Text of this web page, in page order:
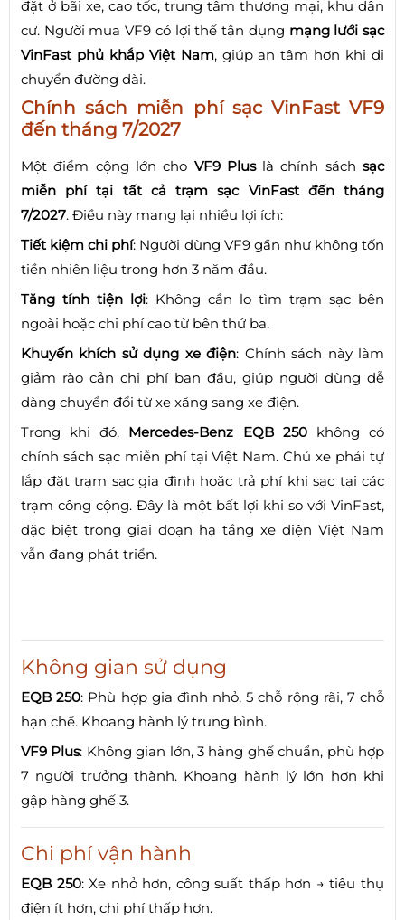
đặt ở bãi xe, cao tốc, trung tâm thương mại, khu dân
cư. Người mua VF9 có lợi thế tận dụng mạng lưới sạc
VinFast phủ khắp Việt Nam, giúp an tâm hơn khi di
chuyển đường dài.
Chính sách miễn phí sạc VinFast VF9
đến tháng 7/2027
Một điểm cộng lớn cho VF9 Pluslà chính sáchsạc
miễn phí tại tất cả trạm sạc VinFast đến tháng
7/2027. Điều này mang lại nhiều lợi ích:
Tiết kiệm chi phí: Người dùng VF9 gần như không tốn
tiền nhiên liệu trong hơn 3 năm đầu.
Tăng tính tiện lợi: Không cần lo tìm trạm sạc bên
ngoài hoặc chi phí cao từ bên thứ ba.
Khuyến khích sử dụng xe điện: Chính sách này làm
giảm rào cản chi phí ban đầu, giúp người dùng dễ
dàng chuyển đổi từ xe xăng sang xe điện.
Trong khi đó, Mercedes-Benz EQB 250không có
chính sách sạc miễn phí tại Việt Nam. Chủ xe phải tự
lắp đặt trạm sạc gia đình hoặc trả phí khi sạc tại các
trạm công cộng. Đây là một bất lợi khi so với VinFast,
đặc biệt trong giai đoạn hạ tầng xe điện Việt Nam
vẫn đang phát triển.
Không gian sử dụng
EQB 250: Phù hợp gia đình nhỏ, 5 chỗ rộng rãi, 7 chỗ
hạn chế. Khoang hành lý trung bình.
VF9 Plus: Không gian lớn, 3 hàng ghế chuẩn, phù hợp
7 người trưởng thành. Khoang hành lý lớn hơn khi
gập hàng ghế 3.
Chi phí vận hành
EQB 250: Xe nhỏ hơn, công suất thấp hơn → tiêu thụ
điện ít hơn, chi phí thấp hơn.